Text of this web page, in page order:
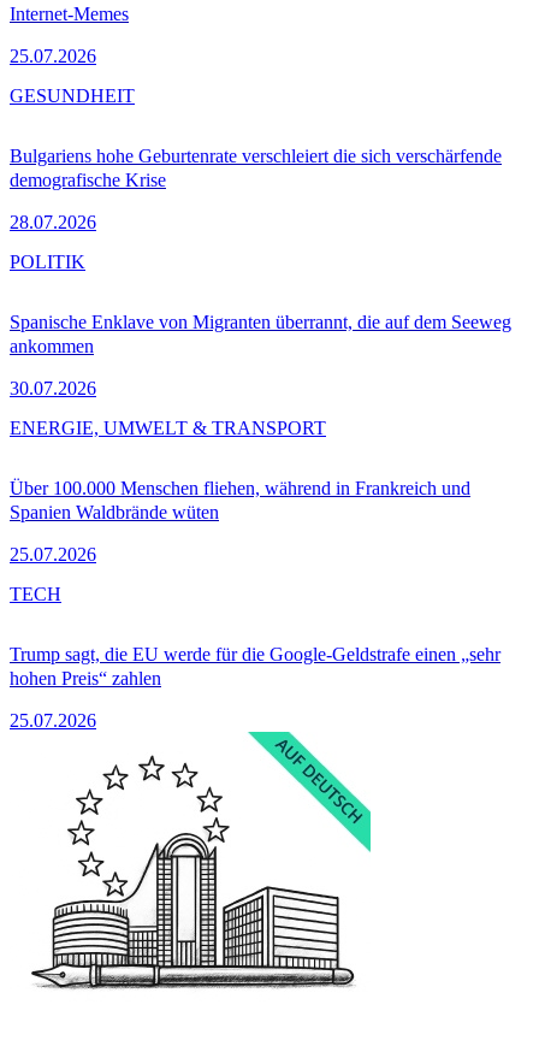
Internet-Memes
25.07.2026
Bulgariens hohe Geburtenrate verschleiert die sich verschärfende
demografische Krise
28.07.2026
GESUNDHEIT
Spanische Enklave von Migranten überrannt, die auf dem Seeweg
ankommen
30.07.2026
POLITIK
Über 100.000 Menschen fliehen, während in Frankreich und
Spanien Waldbrände wüten
25.07.2026
ENERGIE, UMWELT & TRANSPORT
Trump sagt, die EU werde für die Google-Geldstrafe einen „sehr
hohen Preis“ zahlen
25.07.2026
TECH